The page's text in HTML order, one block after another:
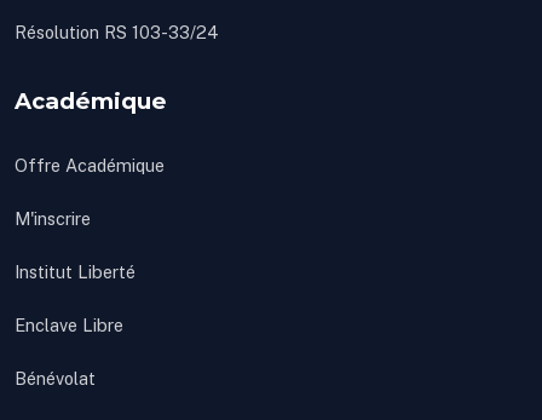
Résolution RS 103-33/24
Académique
Offre Académique
M'inscrire
Institut Liberté
Enclave Libre
Bénévolat